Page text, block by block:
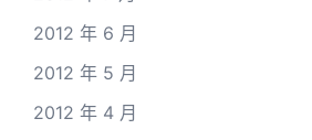
2012 年 6 月
2012 年 5 月
2012 年 4 月